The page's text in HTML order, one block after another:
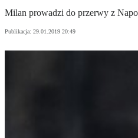
Milan prowadzi do przerwy z
Publikacja: 29.01.2019 20:49